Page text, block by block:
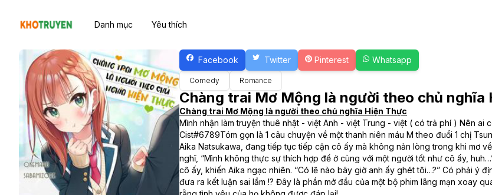
Danh mục Yêu thích
Facebook Twitter Pinterest Whatsapp
Comedy Romance
Chàng trai Mơ Mộng là người theo chủ nghĩa
Chàng trai Mơ Mộng là người theo chủ nghĩa Hiện Thực
Mình nhận làm truyện thuê nhật - việt Anh - việt Trung - việt ( có trả phí ) Nên
Cist#6789Tóm gọn là 1 câu chuyện về một thanh niên máu M theo đuổi 1 chị
Aika Natsukawa, đang tiếp tục tiếp cận cô ấy mà không nản lòng trong khi mơ
nghĩ, “Mình không thực sự thích hợp để ở cùng với một người tốt như cô ấy,
cô ấy, khiến Aika ngạc nhiên. “Có lẽ nào bây giờ anh ấy ghét tôi…?” Có phải ý
đưa ra kết luận sai lầm !? Đây là phần mở đầu của một bộ phim lãng mạn xoay